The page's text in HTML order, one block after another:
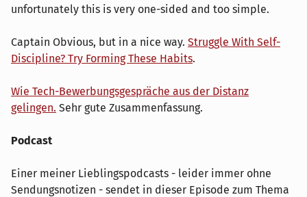
unfortunately this is very one-sided and too simple.
Captain Obvious, but in a nice way. Struggle With Self-
Discipline? Try Forming These Habits.
Wie Tech-Bewerbungsgespräche aus der Distanz
gelingen. Sehr gute Zusammenfassung.
Podcast
Einer meiner Lieblingspodcasts - leider immer ohne
Sendungsnotizen - sendet in dieser Episode zum Thema